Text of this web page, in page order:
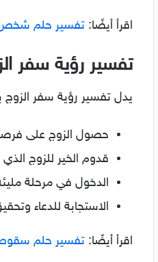
اقرأ أيضًا: تفسير حلم شخص
تفسير رؤية سفر
يدل تفسير رؤية سفر الزوج
حصول الزوج على
قدوم الخير للزوج
الدخول في مرحلة
الاستجابة للدعاء
اقرأ أيضًا: تفسير حلم سقوط